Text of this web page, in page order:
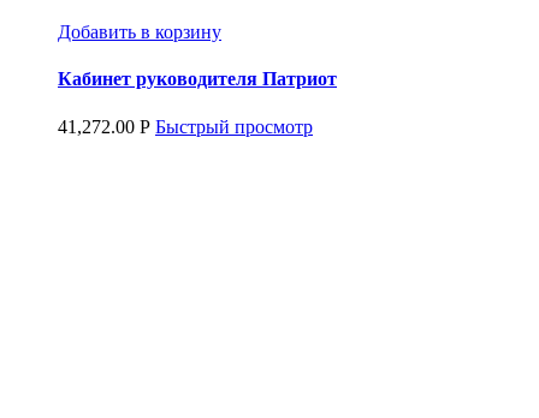
Добавить в корзину
Кабинет руководителя Патриот
41,272.00 Р Быстрый просмотр